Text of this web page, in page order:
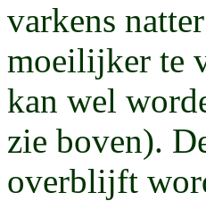
varkens
moeilijker te
kan wel
zie boven).
overblijft